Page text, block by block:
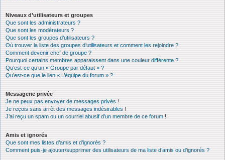
Niveaux d’utilisateurs et groupes
Que sont les administrateurs ?
Que sont les modérateurs ?
Que sont les groupes d’utilisateurs ?
Où trouver la liste des groupes d’utilisateurs et comment les rejoindre ?
Comment devenir chef de groupe ?
Pourquoi certains membres apparaissent dans une couleur différente ?
Qu’est-ce qu’un « Groupe par défaut » ?
Qu’est-ce que le lien « L’équipe du forum » ?
Messagerie privée
Je ne peux pas envoyer de messages privés !
Je reçois sans arrêt des messages indésirables !
J’ai reçu un spam ou un courriel abusif d’un membre de ce forum !
Amis et ignorés
Que sont mes listes d’amis et d’ignorés ?
Comment puis-je ajouter/supprimer des utilisateurs de ma liste d’amis ou d’ignorés ?